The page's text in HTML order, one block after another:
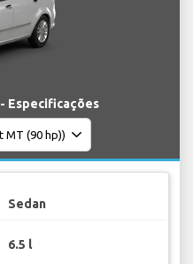
Especificações
Sedan
6.5 l